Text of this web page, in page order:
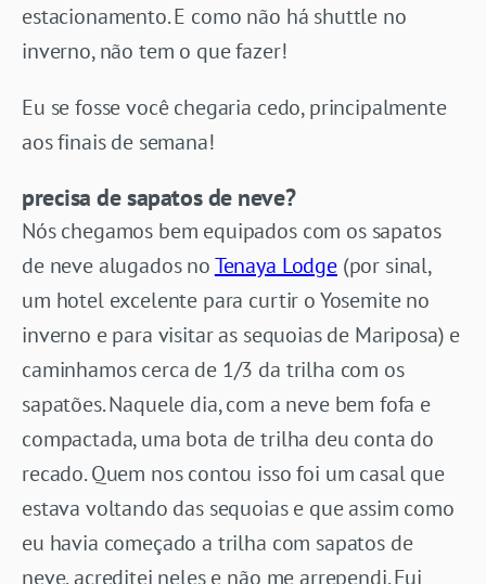
estacionamento. E como não há shuttle no
inverno, não tem o que fazer!
Eu se fosse você chegaria cedo, principalmente
aos finais de semana!
precisa de sapatos de neve?
Nós chegamos bem equipados com os sapatos
de neve alugados noTenaya Lodge(por sinal,
um hotel excelente para curtir o Yosemite no
inverno e para visitar as sequoias de Mariposa) e
caminhamos cerca de 1/3 da trilha com os
sapatões. Naquele dia, com a neve bem fofa e
compactada, uma bota de trilha deu conta do
recado. Quem nos contou isso foi um casal que
estava voltando das sequoias e que assim como
eu havia começado a trilha com sapatos de
neve, acreditei neles e não me arrependi. Fui